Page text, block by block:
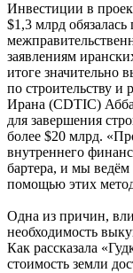
Инвестиции в
$1,3 млрд обязалась
заявлениям
итоге значительно
по строительству и
Ирана (CDTIC)
для завершения
более $20 млрд.
внутреннего
бартера, и мы
помощью этих
Одна из причин,
необходимость
Как рассказала
стоимость земли